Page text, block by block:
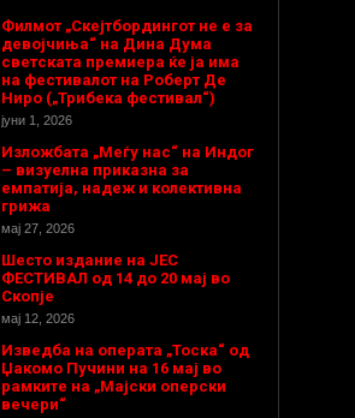
Филмот „Скејтбордингот не е за
девојчиња“ на Дина Дума
светската премиера ќе ја има
на фестивалот на Роберт Де
Ниро („Трибека фестивал“)
јуни 1, 2026
Изложбата „Меѓу нас“ на Индог
– визуелна приказна за
емпатија, надеж и колективна
грижа
мај 27, 2026
Шесто издание на ЈЕС
ФЕСТИВАЛ од 14 до 20 мај во
Скопје
мај 12, 2026
Изведба на операта „Тоска“ од
Џакомо Пучини на 16 мај во
рамките на „Мајски оперски
вечери“